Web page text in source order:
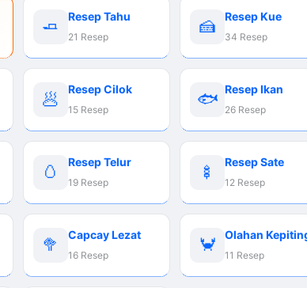
🧈 Resep Tahu
21 Resep 🍰 Resep Kue
34 Resep
🥟 Resep Cilok
15 Resep 🐟 Resep Ikan
26 Resep
🥚 Resep Telur
19 Resep 🍢 Resep Sate
12 Resep
🥦 Capcay Lezat
16 Resep 🦀 Olahan
11 Resep